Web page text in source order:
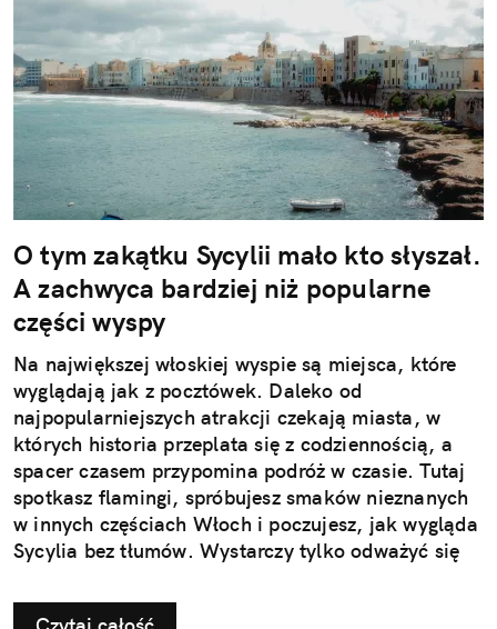
O tym zakątku Sycylii mało kto słyszał.
A zachwyca bardziej niż popularne
części wyspy
Na największej włoskiej wyspie są miejsca, które
wyglądają jak z pocztówek. Daleko od
najpopularniejszych atrakcji czekają miasta, w
których historia przeplata się z codziennością, a
spacer czasem przypomina podróż w czasie. Tutaj
spotkasz flamingi, spróbujesz smaków nieznanych
w innych częściach Włoch i poczujesz, jak wygląda
Sycylia bez tłumów. Wystarczy tylko odważyć się